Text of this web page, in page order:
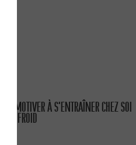
SE MOTIVER À S’ENTRAÎNER CHEZ SOI
FROID